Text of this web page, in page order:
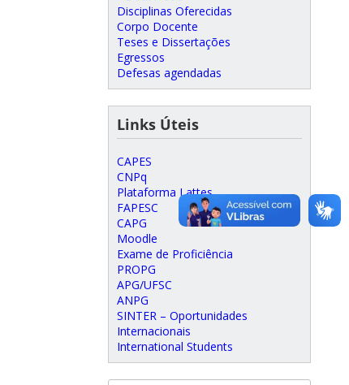
Disciplinas Oferecidas
Corpo Docente
Teses e Dissertações
Egressos
Defesas agendadas
Links Úteis
CAPES
CNPq
Plataforma Lattes
FAPESC
CAPG
Moodle
Exame de Proficiência
PROPG
APG/UFSC
ANPG
SINTER – Oportunidades
Internacionais
International Students